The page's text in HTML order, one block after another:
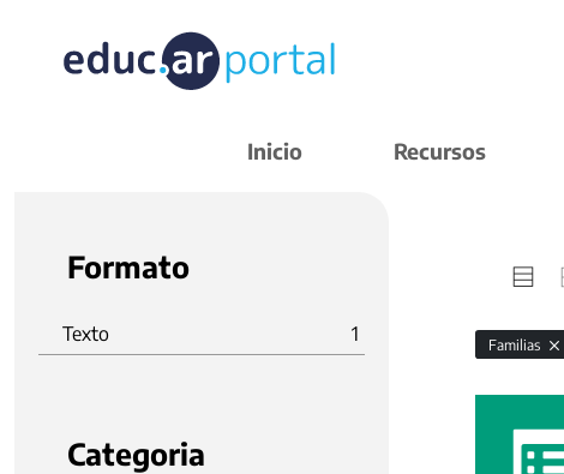
Inicio Recursos
Formato
Texto 1
Categoria
Familias